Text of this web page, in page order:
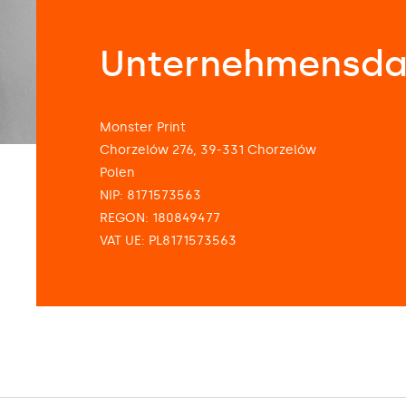
Monster Print
Chorzelów 276, 39-331 Chorzelów
Polen
NIP: 8171573563
REGON: 180849477
VAT UE: PL8171573563